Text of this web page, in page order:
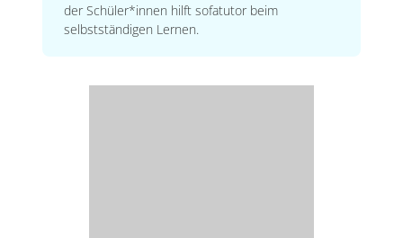
der Schüler*innen hilft sofatutor beim
selbstständigen Lernen.